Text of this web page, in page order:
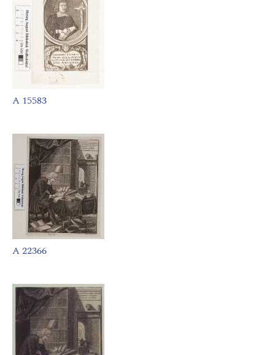
A 15583
A 22366